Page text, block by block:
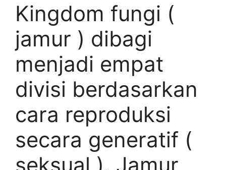
Kingdom fungi (
jamur ) dibagi
menjadi empat
divisi berdasarkan
cara reproduksi
secara generatif (
seksual ). Jamur